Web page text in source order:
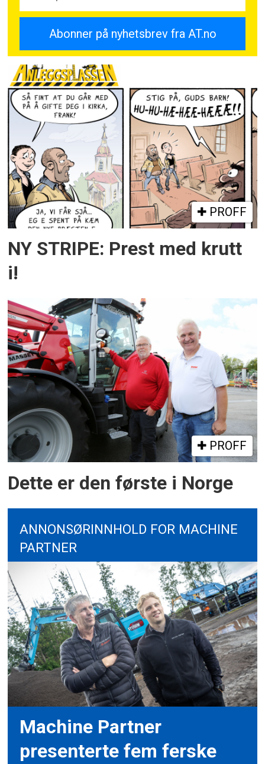
PROFF
NY STRIPE: Prest med krutt
i!
PROFF
Dette er den første i Norge
ANNONSØRINNHOLD FOR MACHINE
PARTNER
Machine Partner
presenterte fem ferske